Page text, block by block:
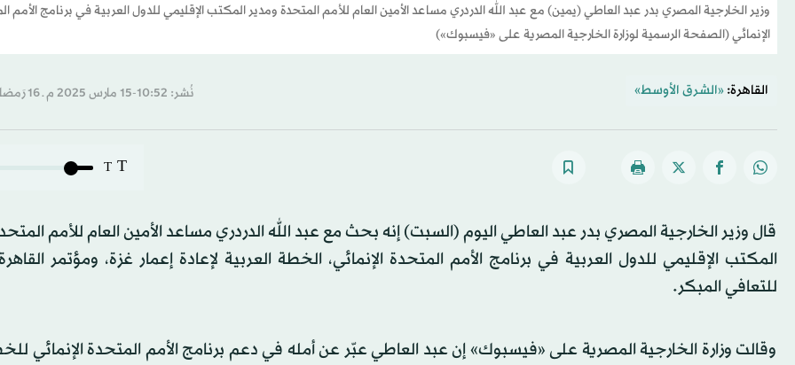
وزير الخارجية المصري بدر عبد العاطي (يمين) مع عبد الله الدردري مساعد الأمين العام للأمم المتحدة ومدير المكتب الإقليمي للدول العربية في برنامج الأمم
الإنمائي (الصفحة الرسمية لوزارة الخارجية المصرية على «فيسبوك»)
القاهرة: «الشرق الأوسط» نُشر: 10:52-15 مارس 2025 م ـ 16 رَمضان 1446 هـ
T
T
قال وزير الخارجية المصري بدر عبد العاطي اليوم (السبت) إنه بحث مع عبد الله الدردري مساعد الأمين العام للأمم
المكتب الإقليمي للدول العربية في برنامج الأمم المتحدة الإنمائي، الخطة العربية لإعادة إعمار غزة، ومؤتمر
للتعافي المبكر.
وقالت وزارة الخارجية المصرية على «فيسبوك» إن عبد العاطي عبّر عن أمله في دعم برنامج الأمم المتحدة الإنمائي